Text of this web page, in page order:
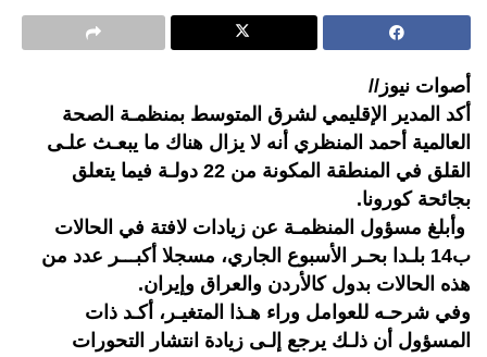
أصوات نيوز//
أكد المدير الإقليمي لشرق المتوسط بمنظمـة الصحة
العالمية أحمد المنظري أنه لا يزال هناك ما يبعـث علـى
القلق في المنطقة المكونة من 22 دولـة فيما يتعلق
بجائحة كورونا.
وأبلغ مسؤول المنظمـة عن زيادات لافتة في الحالات
ب14 بلـدا بحـر الأسبوع الجاري، مسجلا أكبـــر عدد من
هذه الحالات بدول كالأردن والعراق وإيران.
وفي شرحـه للعوامل وراء هـذا المتغيـر، أكـد ذات
المسؤول أن ذلـك يرجع إلـى زيادة انتشار التحورات